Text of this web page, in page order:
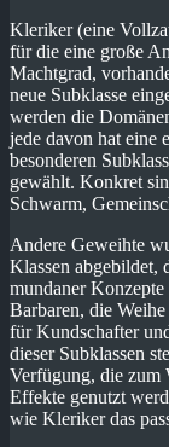
Kleriker (eine
für die eine große
Machtgrad,
neue Subklasse
werden die
jede davon hat eine
besonderen
gewählt. Konkret
Schwarm,
Andere Geweihte
Klassen abgebildet,
mundaner
Barbaren, die
für Kundschafter
dieser Subklassen
Verfügung, die zum
Effekte genutzt
wie Kleriker das